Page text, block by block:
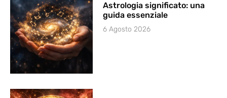
Astrologia significato: una
guida essenziale
6 Agosto 2026